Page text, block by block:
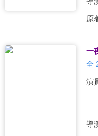
原
一
全
演
導